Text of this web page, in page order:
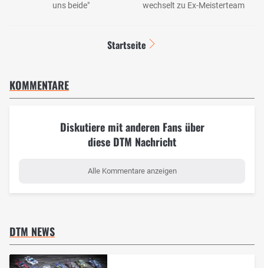
uns beide"
wechselt zu Ex-Meisterteam
Startseite
KOMMENTARE
Diskutiere mit anderen Fans über
diese DTM Nachricht
Alle Kommentare anzeigen
DTM NEWS